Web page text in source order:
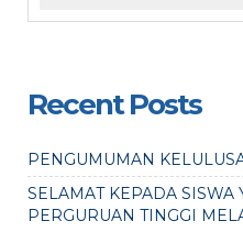
Recent Posts
PENGUMUMAN
SELAMAT KEPADA SISWA
PERGURUAN TINGGI